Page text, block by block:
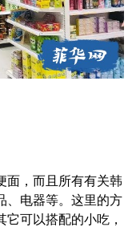
面，而且所有有关韩
、电器等。这里的方
可以搭配的小吃，